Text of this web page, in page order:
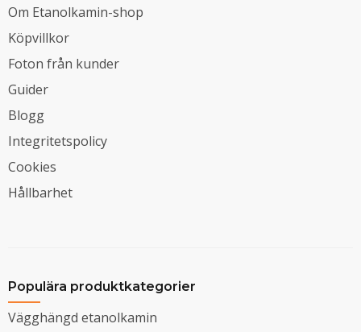
Om Etanolkamin-shop
Köpvillkor
Foton från kunder
Guider
Blogg
Integritetspolicy
Cookies
Hållbarhet
Populära produktkategorier
Vägghängd etanolkamin